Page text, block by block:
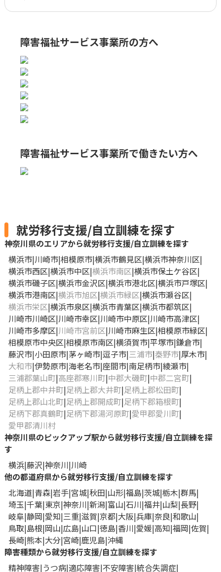
障害福祉サービス事業所の方へ
障害福祉サービス事業所で働きたい方へ
就労移行支援/自立訓練を探す
神奈川県のエリアから就労移行支援/自立訓練を探す
横浜市 川崎市 相模原市 横浜市鶴見区 横浜市神奈川区
横浜市西区 横浜市中区 横浜市南区 横浜市保土ケ谷区
横浜市磯子区 横浜市金沢区 横浜市港北区 横浜市戸塚区
横浜市港南区 横浜市旭区 横浜市緑区 横浜市瀬谷区
横浜市栄区 横浜市泉区 横浜市青葉区 横浜市都筑区
川崎市川崎区 川崎市幸区 川崎市中原区 川崎市高津区
川崎市多摩区 川崎市宮前区 川崎市麻生区 相模原市緑区
相模原市中央区 相模原市南区 横須賀市 平塚市 鎌倉市
藤沢市 小田原市 茅ヶ崎市 逗子市 三浦市 秦野市 厚木市
大和市 伊勢原市 海老名市 座間市 南足柄市 綾瀬市
三浦郡葉山町 高座郡寒川町 中郡大磯町 中郡二宮町
足柄上郡中井町 足柄上郡大井町 足柄上郡松田町
足柄上郡山北町 足柄上郡開成町 足柄下郡箱根町
足柄下郡真鶴町 足柄下郡湯河原町 愛甲郡愛川町
愛甲郡清川村
神奈川県のピックアップ駅から就労移行支援/自立訓練を探
す
横浜 藤沢 神奈川 川崎
他の都道府県から就労移行支援/自立訓練を探す
北海道 青森 岩手 宮城 秋田 山形 福島 茨城 栃木 群馬
埼玉 千葉 東京 神奈川 新潟 富山 石川 福井 山梨 長野
岐阜 静岡 愛知 三重 滋賀 京都 大阪 兵庫 奈良 和歌山
鳥取 島根 岡山 広島 山口 徳島 香川 愛媛 高知 福岡 佐賀
長崎 熊本 大分 宮崎 鹿児島 沖縄
障害種類から就労移行支援/自立訓練を探す
精神障害 うつ病 適応障害 不安障害 統合失調症